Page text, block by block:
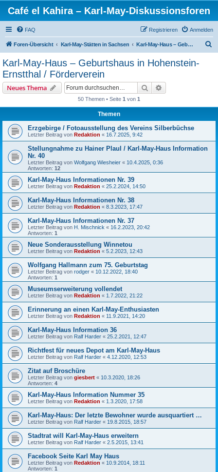
Café el Kahira – Karl-May-Diskussionsforen
FAQ Anmelden
Registrieren
Foren-Übersicht Karl-May-Stätten in Sachsen Karl-May-Haus – Geburtshaus in Hohenstein-Ernstthal / Förderverein
Karl-May-Haus – Geburtshaus in Hohenstein-
Ernstthal / Förderverein
Neues Thema Suche
50 Themen • Seite 1 von 1
Themen
Erzgebirge / Fotoausstellung des Vereins Silberbüchse
Letzter Beitrag von Redaktion « 16.7.2025, 9:42
Stellungnahme zu Hainer Plaul / Karl-May-Haus Information
Nr. 40
Letzter Beitrag von Wolfgang Wiesheier « 10.4.2025, 0:36
Antworten: 12
Karl-May-Haus Informationen Nr. 39
Letzter Beitrag von Redaktion « 25.2.2024, 14:50
Karl-May-Haus Informationen Nr. 38
Letzter Beitrag von Redaktion « 8.3.2023, 17:47
Karl-May-Haus Informationen Nr. 37
Letzter Beitrag von H. Mischnick « 16.2.2023, 20:42
Antworten: 1
Neue Sonderausstellung Winnetou
Letzter Beitrag von Redaktion « 5.2.2023, 12:43
Wolfgang Hallmann zum 75. Geburtstag
Letzter Beitrag von rodger « 10.12.2022, 18:40
Antworten: 1
Museumserweiterung vollendet
Letzter Beitrag von Redaktion « 1.7.2022, 21:22
Erinnerung an einen Karl-May-Enthusiasten
Letzter Beitrag von Redaktion « 11.9.2021, 14:20
Karl-May-Haus Information 36
Letzter Beitrag von Ralf Harder « 25.2.2021, 12:47
Richtfest für neues Depot am Karl-May-Haus
Letzter Beitrag von Ralf Harder « 4.12.2020, 12:53
Zitat auf Broschüre
Letzter Beitrag von giesbert « 10.3.2020, 18:26
Antworten: 4
Karl-May-Haus Information Nummer 35
Letzter Beitrag von Redaktion « 1.3.2020, 17:58
Karl-May-Haus: Der letzte Bewohner wurde ausquartiert …
Letzter Beitrag von Ralf Harder « 19.8.2015, 18:57
Stadtrat will Karl-May-Haus erweitern
Letzter Beitrag von Ralf Harder « 2.5.2015, 13:41
Facebook Seite Karl May Haus
Letzter Beitrag von Redaktion « 10.9.2014, 18:11
Antworten: 1